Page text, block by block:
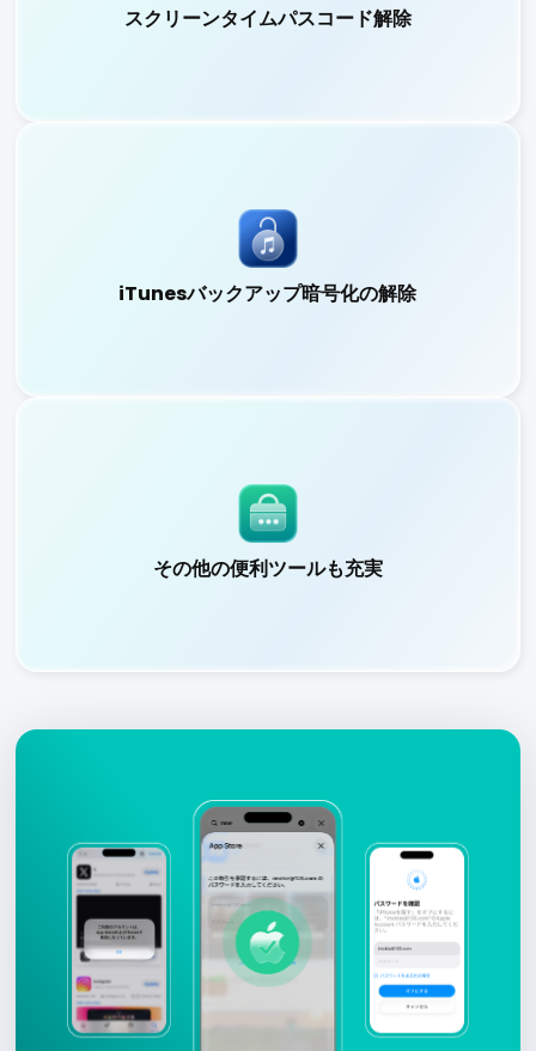
スクリーンタイムパスコード解除
iTunesバックアップ暗号化の解除
その他の便利ツールも充実
詳しくはこちら